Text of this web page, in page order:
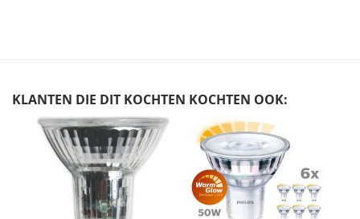
KLANTEN DIE DIT KOCHTEN KOCHTEN OOK:
Skip
carousel